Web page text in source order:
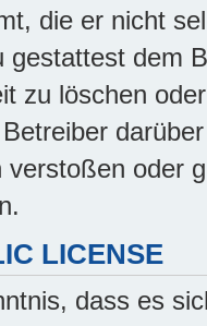
die er nicht
gestattest dem
zu löschen
verstoßen oder
LICENSE
dass es